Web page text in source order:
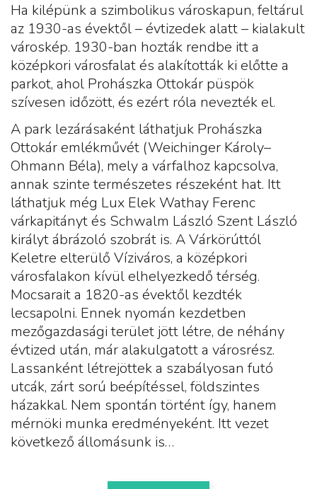
Ha kilépünk a szimbolikus városkapun, feltárul
az 1930-as évektől – évtizedek alatt – kialakult
városkép. 1930-ban hozták rendbe itt a
középkori városfalat és alakították ki előtte a
parkot, ahol Prohászka Ottokár püspök
szívesen időzött, és ezért róla nevezték el.
A park lezárásaként láthatjuk Prohászka
Ottokár emlékművét (Weichinger Károly–
Ohmann Béla), mely a várfalhoz kapcsolva,
annak szinte természetes részeként hat. Itt
láthatjuk még Lux Elek Wathay Ferenc
várkapitányt és Schwalm László Szent László
királyt ábrázoló szobrát is. A Várkörúttól
Keletre elterülő Víziváros, a középkori
városfalakon kívül elhelyezkedő térség.
Mocsarait a 1820-as évektől kezdték
lecsapolni. Ennek nyomán kezdetben
mezőgazdasági terület jött létre, de néhány
évtized után, már alakulgatott a városrész.
Lassanként létrejöttek a szabályosan futó
utcák, zárt sorú beépítéssel, földszintes
házakkal. Nem spontán történt így, hanem
mérnöki munka eredményeként. Itt vezet
következő állomásunk is…